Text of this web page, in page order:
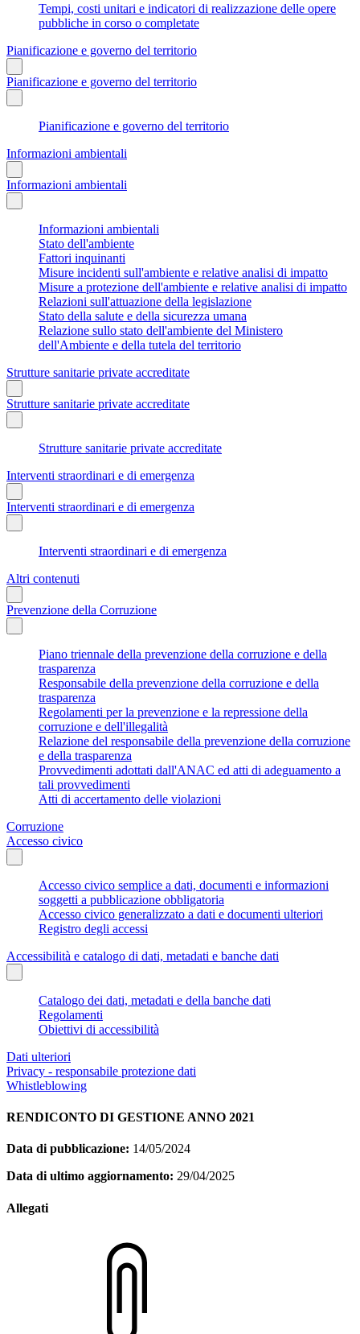
Tempi, costi unitari e indicatori di realizzazione delle opere
pubbliche in corso o completate
Pianificazione e governo del territorio
Pianificazione e governo del territorio
Pianificazione e governo del territorio
Informazioni ambientali
Informazioni ambientali
Informazioni ambientali
Stato dell'ambiente
Fattori inquinanti
Misure incidenti sull'ambiente e relative analisi di impatto
Misure a protezione dell'ambiente e relative analisi di impatto
Relazioni sull'attuazione della legislazione
Stato della salute e della sicurezza umana
Relazione sullo stato dell'ambiente del Ministero
dell'Ambiente e della tutela del territorio
Strutture sanitarie private accreditate
Strutture sanitarie private accreditate
Strutture sanitarie private accreditate
Interventi straordinari e di emergenza
Interventi straordinari e di emergenza
Interventi straordinari e di emergenza
Altri contenuti
Prevenzione della Corruzione
Piano triennale della prevenzione della corruzione e della
trasparenza
Responsabile della prevenzione della corruzione e della
trasparenza
Regolamenti per la prevenzione e la repressione della
corruzione e dell'illegalità
Relazione del responsabile della prevenzione della corruzione
e della trasparenza
Provvedimenti adottati dall'ANAC ed atti di adeguamento a
tali provvedimenti
Atti di accertamento delle violazioni
Corruzione
Accesso civico
Accesso civico semplice a dati, documenti e informazioni
soggetti a pubblicazione obbligatoria
Accesso civico generalizzato a dati e documenti ulteriori
Registro degli accessi
Accessibilità e catalogo di dati, metadati e banche dati
Catalogo dei dati, metadati e della banche dati
Regolamenti
Obiettivi di accessibilità
Dati ulteriori
Privacy - responsabile protezione dati
Whistleblowing
RENDICONTO DI GESTIONE ANNO 2021
Data di pubblicazione: 14/05/2024
Data di ultimo aggiornamento: 29/04/2025
Allegati